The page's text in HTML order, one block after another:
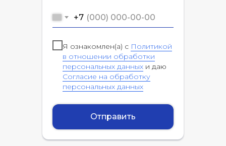
+7
Я ознакомлен(а) с Политикой
в отношении обработки
персональных данных и даю
Согласие на обработку
персональных данных
Отправить